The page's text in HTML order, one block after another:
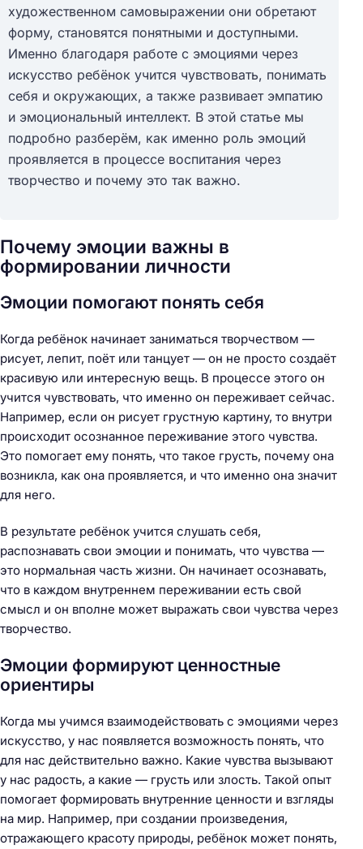
художественном самовыражении они обретают
форму, становятся понятными и доступными.
Именно благодаря работе с эмоциями через
искусство ребёнок учится чувствовать, понимать
себя и окружающих, а также развивает эмпатию
и эмоциональный интеллект. В этой статье мы
подробно разберём, как именно роль эмоций
проявляется в процессе воспитания через
творчество и почему это так важно.
Почему эмоции важны в
формировании личности
Эмоции помогают понять себя
Когда ребёнок начинает заниматься творчеством —
рисует, лепит, поёт или танцует — он не просто создаёт
красивую или интересную вещь. В процессе этого он
учится чувствовать, что именно он переживает сейчас.
Например, если он рисует грустную картину, то внутри
происходит осознанное переживание этого чувства.
Это помогает ему понять, что такое грусть, почему она
возникла, как она проявляется, и что именно она значит
для него.
В результате ребёнок учится слушать себя,
распознавать свои эмоции и понимать, что чувства —
это нормальная часть жизни. Он начинает осознавать,
что в каждом внутреннем переживании есть свой
смысл и он вполне может выражать свои чувства через
творчество.
Эмоции формируют ценностные
ориентиры
Когда мы учимся взаимодействовать с эмоциями через
искусство, у нас появляется возможность понять, что
для нас действительно важно. Какие чувства вызывают
у нас радость, а какие — грусть или злость. Такой опыт
помогает формировать внутренние ценности и взгляды
на мир. Например, при создании произведения,
отражающего красоту природы, ребёнок может понять,